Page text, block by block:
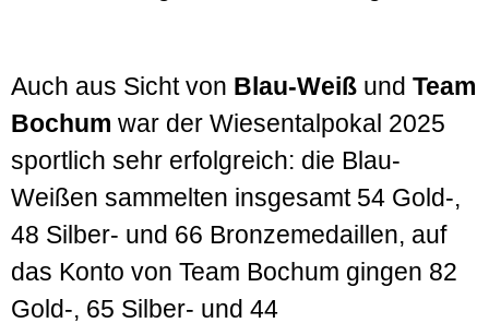
Auch aus Sicht von Blau-Weiß und Team
Bochum war der Wiesentalpokal 2025
sportlich sehr erfolgreich: die Blau-
Weißen sammelten insgesamt 54 Gold-,
48 Silber- und 66 Bronzemedaillen, auf
das Konto von Team Bochum gingen 82
Gold-, 65 Silber- und 44